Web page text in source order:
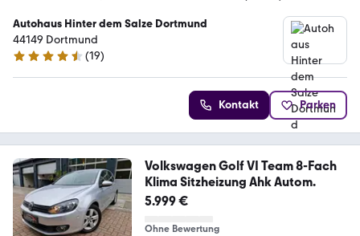
Autohaus Hinter dem Salze Dortmund
44149 Dortmund
4.4 Sterne
(19)
Kontakt Parken
Volkswagen Golf VI Team 8-Fach
Klima Sitzheizung Ahk Autom.
5.999 €
Ohne Bewertung